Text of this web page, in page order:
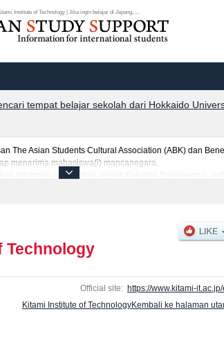
Institute of Technology | Jika ingin belajar di Jepang, ...
tempat belajar sekolah dari Hokkaido
The Asian Students Cultural Association (ABK) dan
menerima mahasiswa(i) mancanegara.
informasi per fakultas seperti Fakultas Engineering,
Technology
Official site: https://www.kitami-
Kitami Institute of TechnologyKembali ke halaman